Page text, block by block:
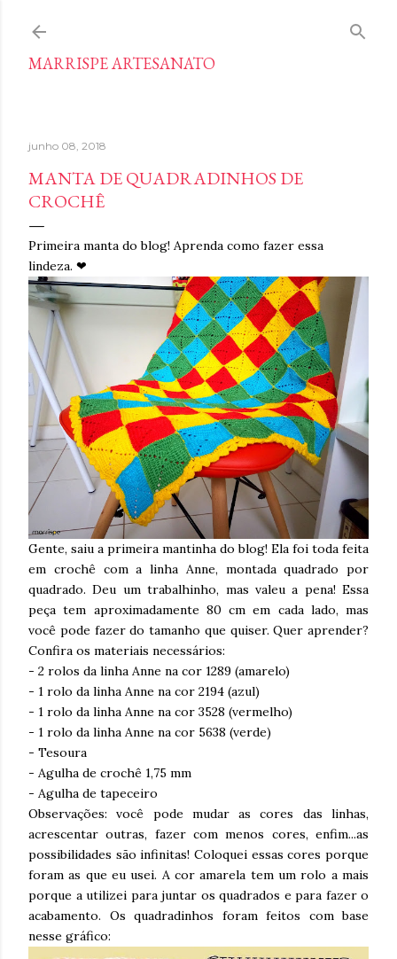
MARRISPE ARTESANATO
junho 08, 2018
MANTA DE QUADRADINHOS DE
CROCHÊ
Primeira manta do blog! Aprenda como fazer essa
lindeza. ❤
Gente, saiu a primeira mantinha do blog! Ela foi toda feita
em crochê com a linha Anne, montada quadrado por
quadrado. Deu um trabalhinho, mas valeu a pena! Essa
peça tem aproximadamente 80 cm em cada lado, mas
você pode fazer do tamanho que quiser. Quer aprender?
Confira os materiais necessários:
- 2 rolos da linha Anne na cor 1289 (amarelo)
- 1 rolo da linha Anne na cor 2194 (azul)
- 1 rolo da linha Anne na cor 3528 (vermelho)
- 1 rolo da linha Anne na cor 5638 (verde)
- Tesoura
- Agulha de crochê 1,75 mm
- Agulha de tapeceiro
Observações: você pode mudar as cores das linhas,
acrescentar outras, fazer com menos cores, enfim...as
possibilidades são infinitas! Coloquei essas cores porque
foram as que eu usei. A cor amarela tem um rolo a mais
porque a utilizei para juntar os quadrados e para fazer o
acabamento. Os quadradinhos foram feitos com base
nesse gráfico: